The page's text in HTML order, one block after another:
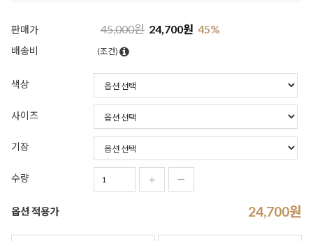
판매가 45,000원 24,700원 45%
배송비 (조건)
색상
사이즈
기장
수량
옵션 적용가 24,700원